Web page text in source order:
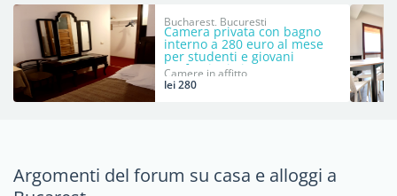
Bucharest, Bucureşti
Camera privata con bagno
interno a 280 euro al mese
per studenti e giovani
professionisti.
Camere in affitto
lei 280
Argomenti del forum su casa e alloggi a